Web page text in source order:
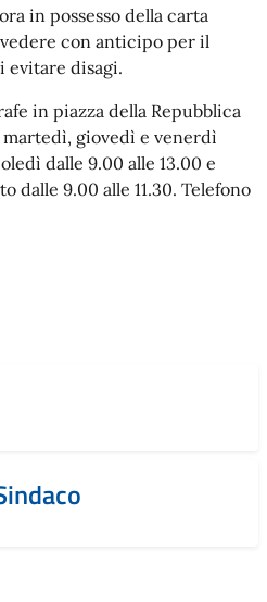
in possesso della carta
con anticipo per il
evitare disagi.
in piazza della Repubblica
giovedì e venerdì
dalle 9.00 alle 13.00 e
dalle 9.00 alle 11.30. Telefono